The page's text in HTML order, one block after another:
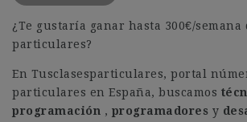
¿Te gustaría ganar hasta 300€/semana
particulares?
En Tusclasesparticulares, portal
particulares en España, buscamos
programación , programadores y